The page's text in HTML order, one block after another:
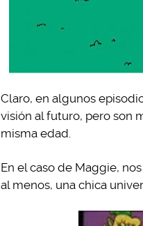
Claro, en algunos
visión al futuro, pero son
misma edad.
En el caso de Maggie,
al menos, una chica